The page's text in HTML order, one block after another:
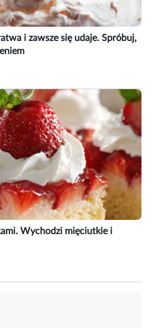
i zawsze się udaje. Spróbuj,
Wychodzi mięciutkie i